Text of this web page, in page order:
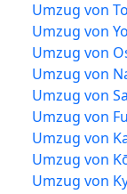
Umzug von
Umzug von
Umzug von
Umzug von
Umzug von
Umzug von
Umzug von
Umzug von
Umzug von